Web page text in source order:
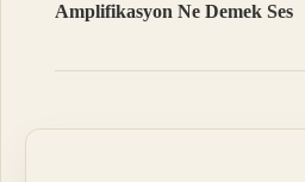
Amplifikasyon Ne Demek Ses